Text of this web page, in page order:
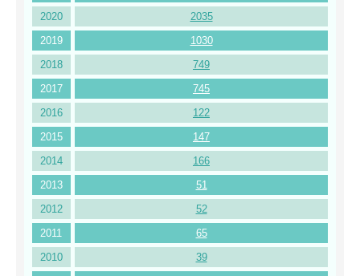
2020
2035
2019
1030
2018
749
2017
745
2016
122
2015
147
2014
166
2013
51
2012
52
2011
65
2010
39